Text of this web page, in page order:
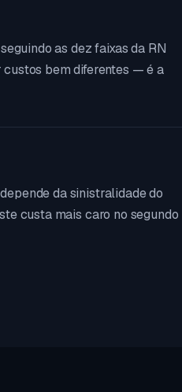
as dez faixas da RN
bem diferentes — é a
da sinistralidade do
custa mais caro no segundo